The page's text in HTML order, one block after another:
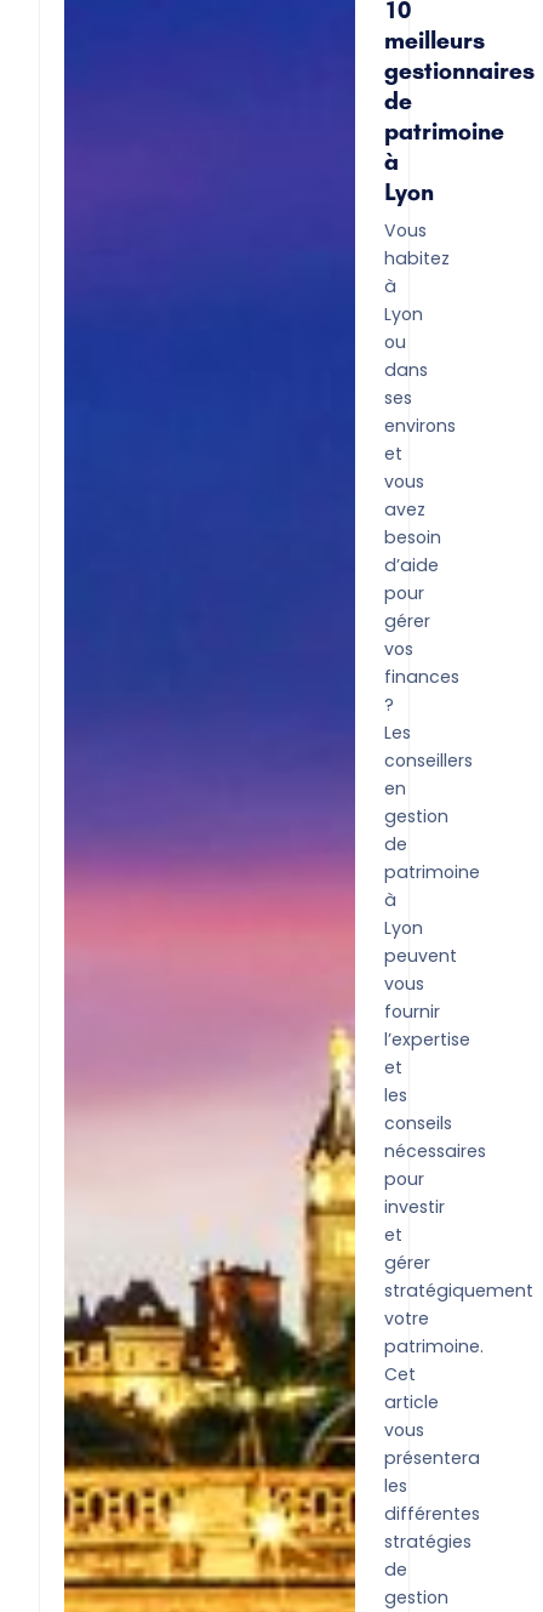
10
meilleurs
gestionnaires
de
patrimoine
à
Lyon
Vous
habitez
à
Lyon
ou
dans
ses
environs
et
vous
avez
besoin
d’aide
pour
gérer
vos
finances
?
Les
conseillers
en
gestion
de
patrimoine
à
Lyon
peuvent
vous
fournir
l’expertise
et
les
conseils
nécessaires
pour
investir
et
gérer
stratégiquement
votre
patrimoine.
Cet
article
vous
présentera
les
différentes
stratégies
de
gestion